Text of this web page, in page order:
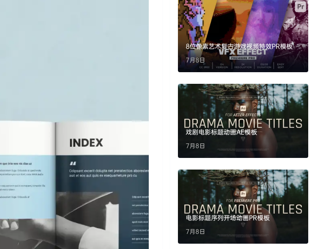
8位像素艺术复古游戏视频特效PR模板
7月8日
戏剧电影标题动画AE模板
7月8日
电影标题序列开场动画PR模板
7月8日